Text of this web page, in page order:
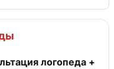
логопеда +